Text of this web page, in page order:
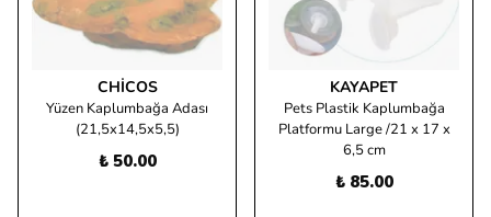
CHICOS
Yüzen Kaplumbağa Adası
(21,5x14,5x5,5)
₺ 50.00
KAYAPET
Pets Plastik Kaplumbağa
Platformu Large /21 x 17 x
6,5 cm
₺ 85.00